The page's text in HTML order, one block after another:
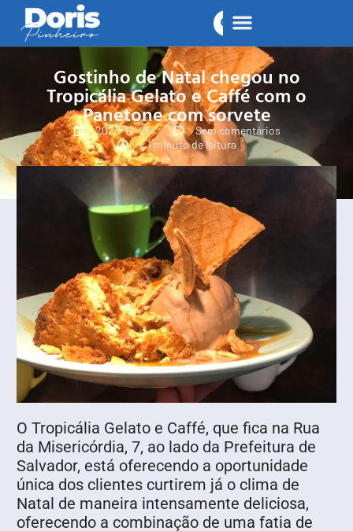
Gostinho de Natal chegou no
Tropicália Gelato e Caffé com o
Panetone com sorvete
2023-12-20
Sem comentários
< 1 minuto de leitura
O Tropicália Gelato e Caffé, que fica na Rua
da Misericórdia, 7, ao lado da Prefeitura de
Salvador, está oferecendo a oportunidade
única dos clientes curtirem já o clima de
Natal de maneira intensamente deliciosa,
oferecendo a combinação de uma fatia de